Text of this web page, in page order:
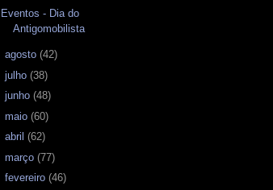
Eventos - Dia do
Antigomobilista
agosto (42)
julho (38)
junho (48)
maio (60)
abril (62)
março (77)
fevereiro (46)